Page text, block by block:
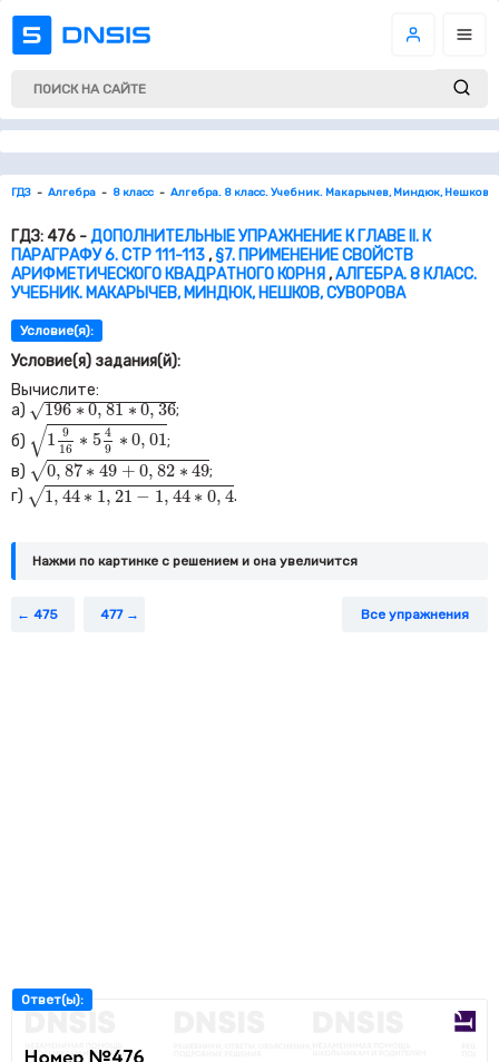
ГДЗ Алгебра 8 класс Алгебра. 8 класс. Учебник. Макарычев, Миндюк, Нешков,
ГДЗ: 476 -ДОПОЛНИТЕЛЬНЫЕ УПРАЖНЕНИЕ К ГЛАВЕ II. К
ПАРАГРАФУ 6. СТР 111-113,§7. ПРИМЕНЕНИЕ СВОЙСТВ
АРИФМЕТИЧЕСКОГО КВАДРАТНОГО КОРНЯ,АЛГЕБРА. 8 КЛАСС.
УЧЕБНИК. МАКАРЫЧЕВ, МИНДЮК, НЕШКОВ, СУВОРОВА
Условие(я):
Условие(я) задания(й):
Вычислите:
а) √196∗0,81∗0,36
196∗0,81∗0,36
;
б) √1 9
16 ∗ 5 4
9
∗ 0, 01
1916∗549∗0,01
;
в) √0, 87 ∗ 49 + 0, 82 ∗ 49
0 87∗49+0,82∗49
;
г) √1 , 44 ∗ 1 , 21 − 1 , 44 ∗ 0, 4
,44∗1,21−1,44∗0,4
.
Нажми по картинке c решением и она увеличится
475 477 Все упражнения
Ответ(ы):